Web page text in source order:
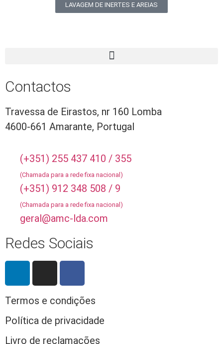
LAVAGEM DE INERTES E AREIAS
Contactos
Travessa de Eirastos, nr 160 Lomba
4600-661 Amarante, Portugal
(+351) 255 437 410 / 355
(Chamada para a rede fixa nacional)
(+351) 912 348 508 / 9
(Chamada para a rede fixa nacional)
geral@amc-lda.com
Redes Sociais
Termos e condições
Política de privacidade
Livro de reclamações